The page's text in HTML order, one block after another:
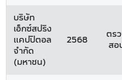
บริษัท
เอ็กซ์สปริง
แคปปิตอล
จำกัด
(มหาชน)
2568
ตร
สอ